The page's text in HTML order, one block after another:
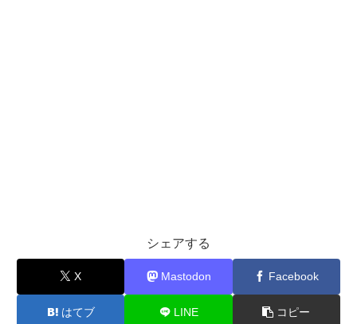
シェアする
X Mastodon Facebook
はてブ LINE コピー